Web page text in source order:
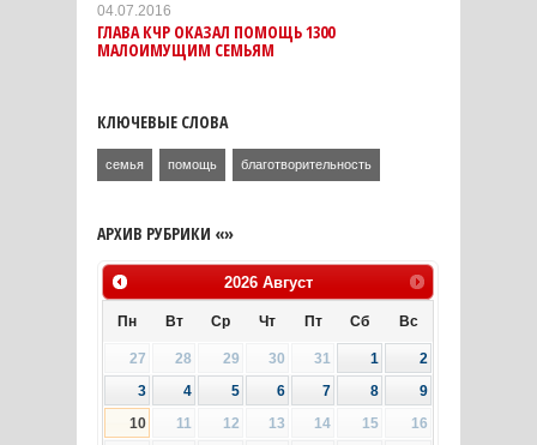
04.07.2016
ГЛАВА КЧР ОКАЗАЛ ПОМОЩЬ 1300
МАЛОИМУЩИМ СЕМЬЯМ
КЛЮЧЕВЫЕ СЛОВА
семья помощь благотворительность
АРХИВ РУБРИКИ «»
2026 Август
Пн Вт Ср Чт Пт Сб Вс
27 28 29 30 31 1
2
3
4 5 6 7 8
9
10
11 12 13 14 15
16